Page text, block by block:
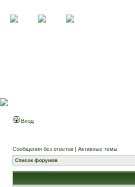
Вход
Сообщения без ответов | Активные темы
Список форумов